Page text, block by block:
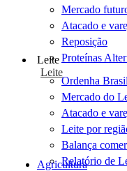
Mercado
Atacado e
Reposição
Proteínas
Leite
Leite
Ordenha Brasil
Mercado do
Atacado e
Leite por
Balança
Relatório de
Agricultura